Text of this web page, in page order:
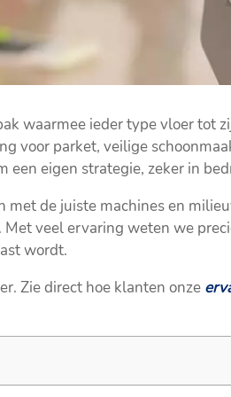
waarmee ieder type vloer tot
voor parket, veilige
een eigen strategie, zeker in
de juiste machines en
veel ervaring weten we
wordt.
Zie direct hoe klanten onze